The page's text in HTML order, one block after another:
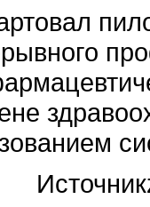
Источник